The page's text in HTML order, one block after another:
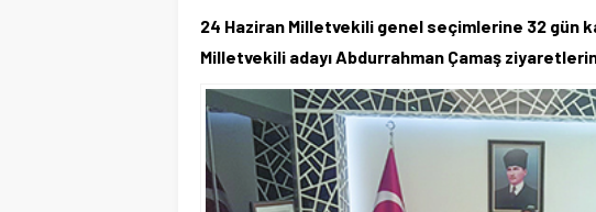
24 Haziran Milletvekili genel seçimlerine 32 gün
Milletvekili adayı Abdurrahman Çamaş